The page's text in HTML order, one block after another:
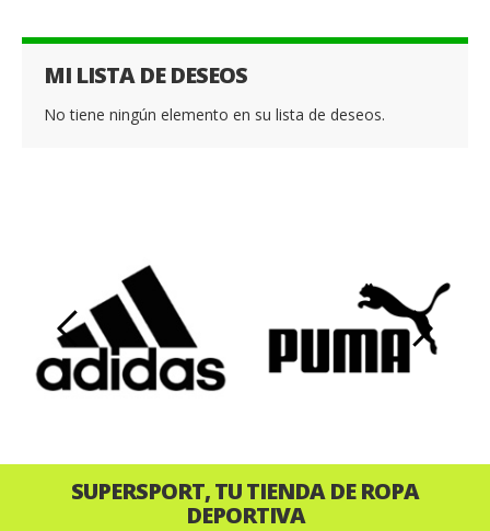
MI LISTA DE DESEOS
No tiene ningún elemento en su lista de deseos.
‹ ›
SUPERSPORT, TU TIENDA DE ROPA
DEPORTIVA